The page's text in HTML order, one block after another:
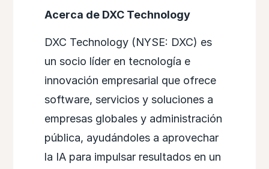
Acerca de DXC Technology
DXC Technology (NYSE: DXC) es
un socio líder en tecnología e
innovación empresarial que ofrece
software, servicios y soluciones a
empresas globales y administración
pública, ayudándoles a aprovechar
la IA para impulsar resultados en un